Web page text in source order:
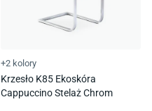
+2 kolory
Krzesło K85 Ekoskóra
Cappuccino Stelaż Chrom